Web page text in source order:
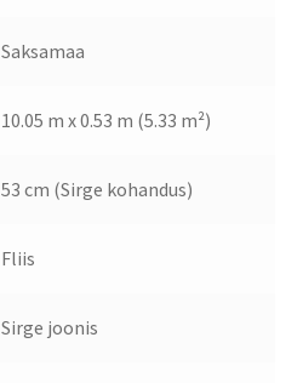
Saksamaa
10.05 m x 0.53 m (5.33 m²)
53 cm (Sirge kohandus)
Fliis
Sirge joonis